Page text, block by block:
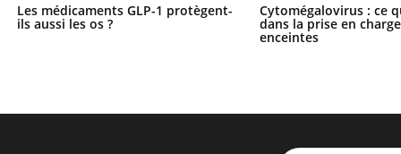
Les médicaments GLP-1 protègent-
ils aussi les os ?
Cytomégalovirus : ce
dans la prise en
enceintes